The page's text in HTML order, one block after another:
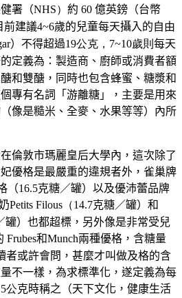
署（NHS） 約 60 億英鎊（台幣
前建議4~6歲的兒童每天攝入的自由
）不得超過19公克，7~10歲則 每天
定義為：製造商、廚師或消費者額
和雙醣，同時也包含蜂蜜、糖漿和
專有名詞「游離糖」，主要是用來
像是糙米、全麥、水果等等）內所
倫敦市瑪麗皇后大學內，這次除了
優格是最嚴重的違規者外，雀巢牌
（16.5克糖／罐）以及優沛蕾品牌
Petits Filous（14.7克糖／罐）和
罐）也都超標，另外像是非常受兒
Frubes和Munch兩種優格，含糖量
者或許會問，甚麼才叫做及格的含
不一樣，為求標準化，遂定義為每
5公克時稱之（天下文化，健康生活